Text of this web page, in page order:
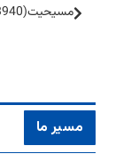
مسیحیت(3940)
مسیر ما